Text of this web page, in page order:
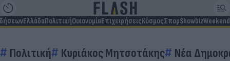
ΕλλάδαΠολιτικήΟικονομίαΕπιχειρήσειςΚόσμοςΣπορShowbizWeekend
Πολιτική Κυριάκος Μητσοτάκης Νέα